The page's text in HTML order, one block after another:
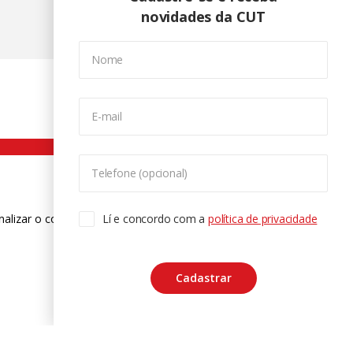
novidades da CUT
Nome
E-mail
Telefone (opcional)
Lí e concordo com apolítica de privacidade
Cadastrar
o conteúdo. Para saber mais